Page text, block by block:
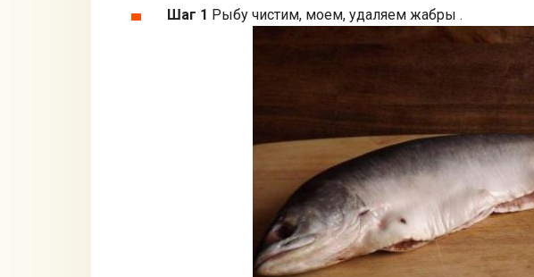
Шаг 1 Рыбу чистим, моем, удаляем жабры .